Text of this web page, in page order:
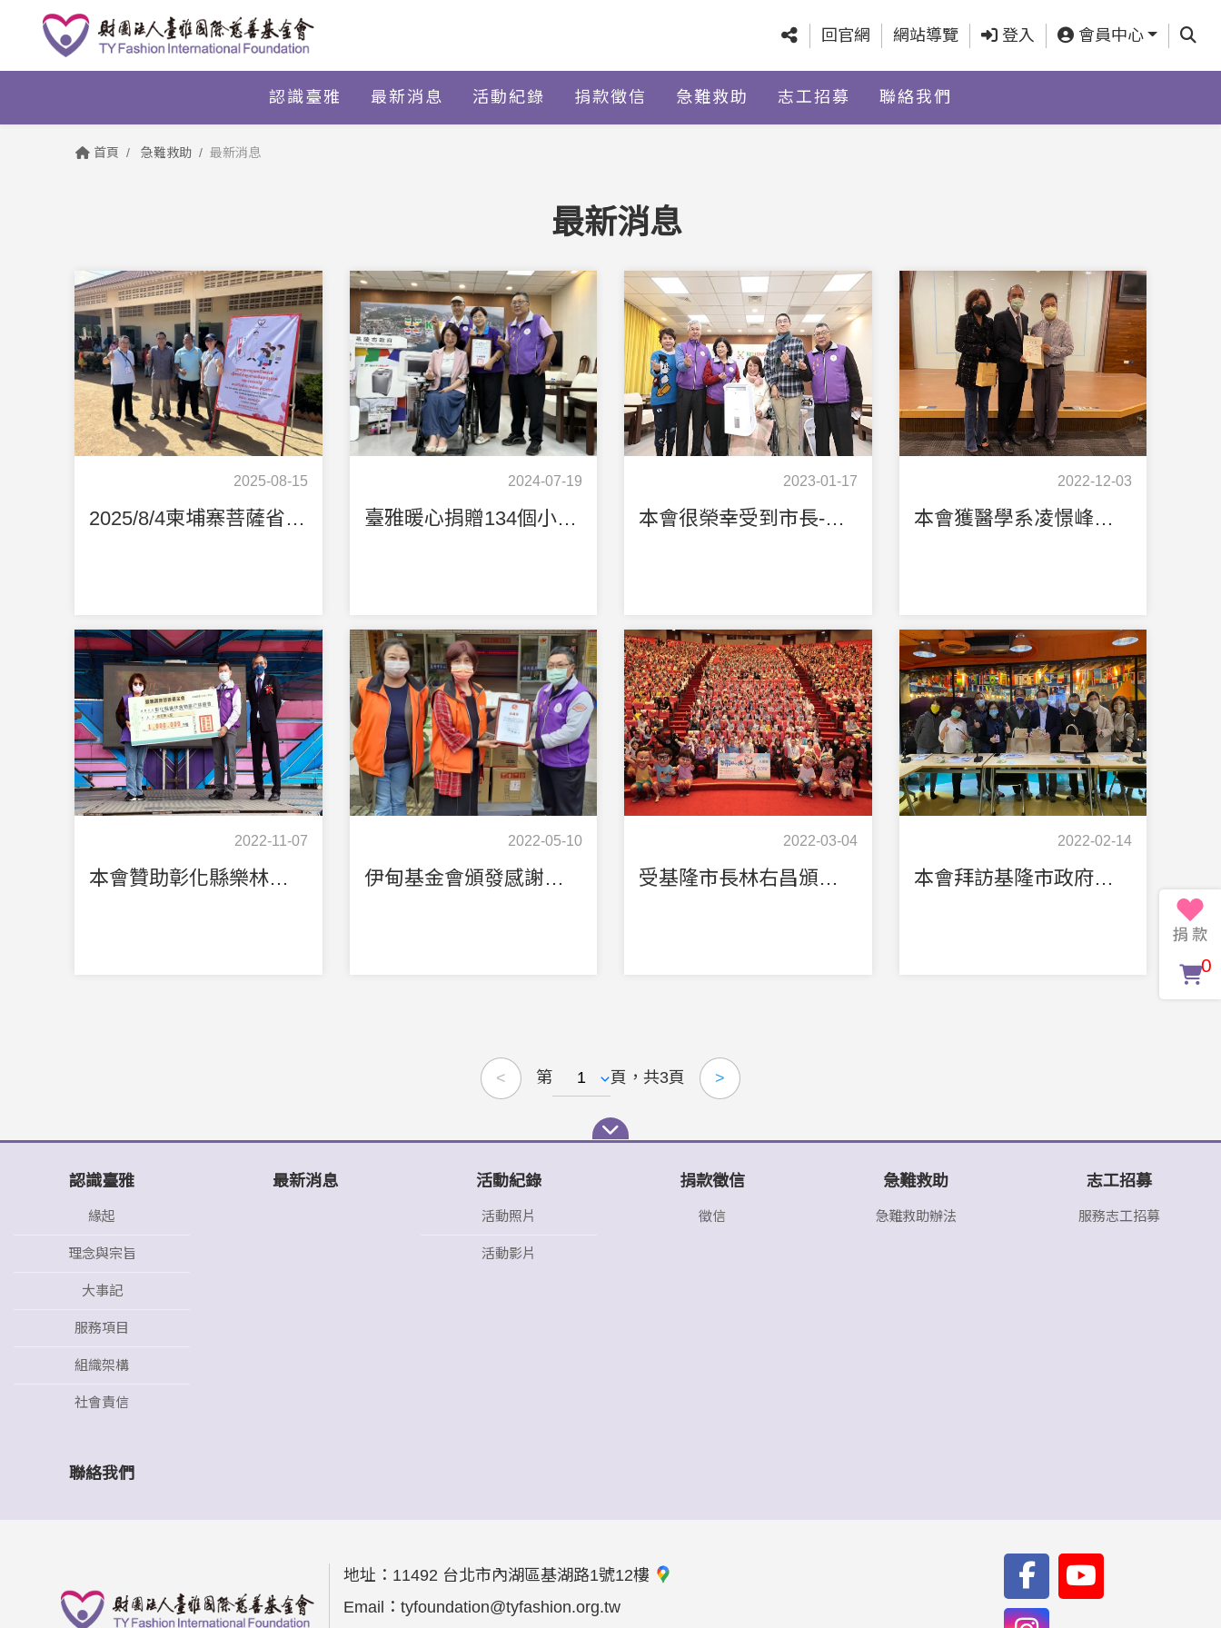
回官網 網站導覽 登入 會員中心 查詢
認識臺雅 最新消息 活動紀錄 捐款徵信 急難救助 志工招募 聯絡我們
首頁 急難救助 最新消息
最新消息
2025-08-15
2025/8/4柬埔寨菩薩省愛心義診活動
2024-07-19
臺雅暖心捐贈134個小家電助63戶，弱勢家庭揪甘心!
2023-01-17
本會很榮幸受到市長-謝國樑先生的表揚贊助123件小家電幫助86戶弱勢家庭好過年
2022-12-03
本會獲醫學系凌憬峰系主任頒發感謝狀
2022-11-07
本會贊助彰化縣樂林食(實)物銀行慈善會100萬元，受邀參與頒獎典禮。(本會沈裕雄董事長(右1)與林文衡執行長(右2))
2022-05-10
伊甸基金會頒發感謝狀表示對本會捐贈防疫物資之情
2022-03-04
受基隆市長林右昌頒發感謝狀-贊助基隆2800名大班幼兒劇場初體驗
2022-02-14
本會拜訪基隆市政府教育處
< 第 頁，共3頁 >
認識臺雅
緣起
理念與宗旨
大事記
服務項目
組織架構
社會責信
最新消息 活動紀錄
活動照片
活動影片
捐款徵信
徵信
急難救助
急難救助辦法
志工招募
服務志工招募
聯絡我們
地址： 11492 台北市內湖區基湖路1號12樓
Email： tyfoundation@tyfashion.org.tw
0